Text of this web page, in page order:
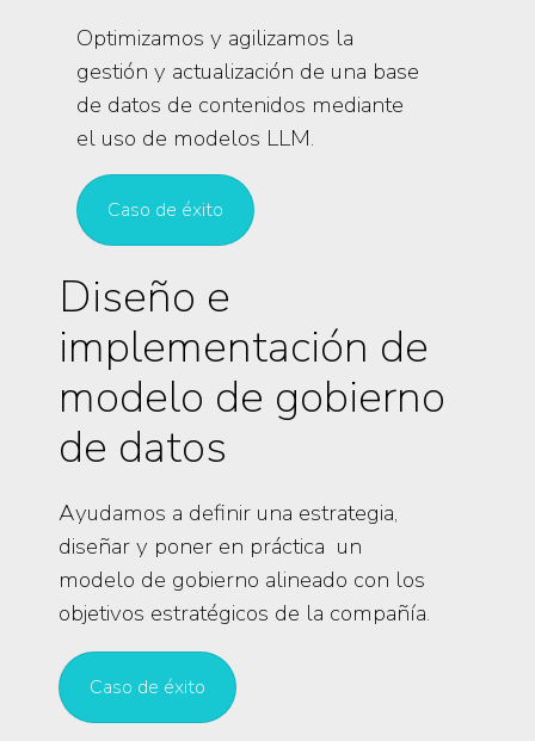
Optimizamos y agilizamos la
gestión y actualización de una base
de datos de contenidos mediante
el uso de modelos LLM.
Caso de éxito
Diseño e
implementación de
modelo de gobierno
de datos
Ayudamos a definir una estrategia,
diseñar y poner en práctica un
modelo de gobierno alineado con los
objetivos estratégicos de la compañía.
Caso de éxito